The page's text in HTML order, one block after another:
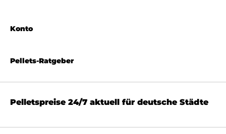
Pellets-Ratgeber
Konto
Pelletspreise 24/7 aktuell für deutsche Städte